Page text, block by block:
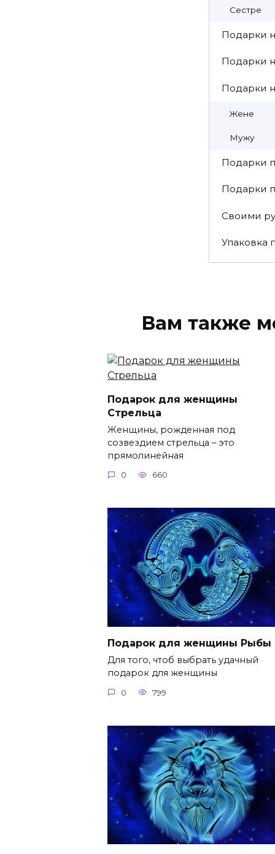
Сестре
Подарки
Подарки
Подарки
Жене
Мужу
Подарки
Подарки
Своими
Упаковка
Вам также
Подарок для женщины
Стрельца
Женщины, рожденная под
созвездием стрельца – это
прямолинейная
0 660
Подарок для женщины Рыбы
Для того, чтоб выбрать удачный
подарок для женщины
0 799